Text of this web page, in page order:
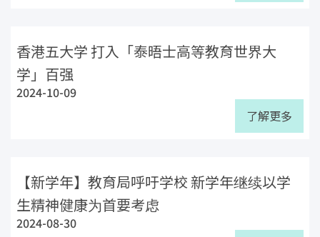
香港五大学 打入「泰晤士高等教育世界大
学」百强
2024-10-09
了解更多
【新学年】教育局呼吁学校 新学年继续以学
生精神健康为首要考虑
2024-08-30